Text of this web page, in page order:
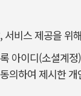
비스 제공을 위
아이디(소셜계
의하여 제시한 개